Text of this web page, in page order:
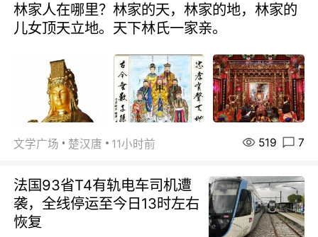
林家人在哪里？林家的天，林家的地，林家的
儿女顶天立地。天下林氏一家亲。
文学广场 楚汉唐 11小时前 519 7
法国93省T4有轨电车司机遭
袭，全线停运至今日13时左右
恢复